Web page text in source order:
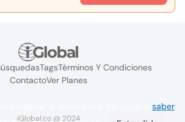
TagsTérminos Y Condiciones
ContactoVer Planes
iGlobal.co @ 2024
saber